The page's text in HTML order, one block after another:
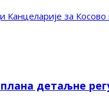
Канцеларије за
детаљне